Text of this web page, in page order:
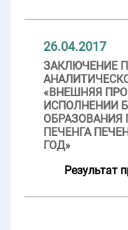
26.04.2017
ЗАКЛЮЧЕНИЕ
«ВНЕШНЯЯ
ИСПОЛНЕНИИ
ОБРАЗОВАНИЯ
ПЕЧЕНГА
ГОД»
Результат